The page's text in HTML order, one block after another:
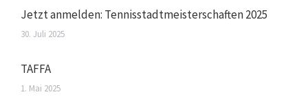
Jetzt anmelden: Tennisstadtmeisterschaften 2025
30. Juli 2025
TAFFA
1. Mai 2025